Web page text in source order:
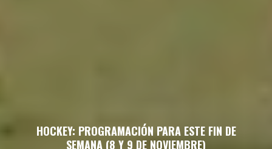
HOCKEY: PROGRAMACIÓN PARA ESTE FIN DE
SEMANA (8 Y 9 DE NOVIEMBRE)